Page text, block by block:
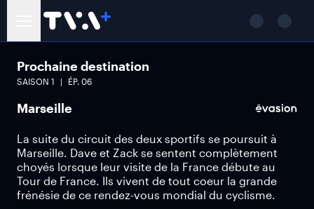
Prochaine destination
SAISON 1 ÉP. 06
Marseille
La suite du circuit des deux sportifs se poursuit à
Marseille. Dave et Zack se sentent complètement
choyés lorsque leur visite de la France débute au
Tour de France. Ils vivent de tout coeur la grande
frénésie de ce rendez-vous mondial du cyclisme.